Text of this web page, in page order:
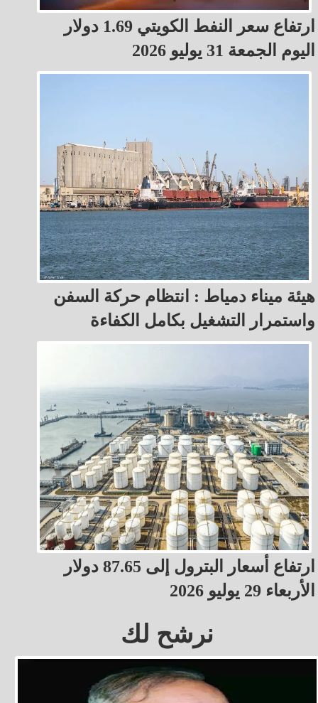
ارتفاع سعر النفط الكويتي 1.69 دولار
اليوم الجمعة 31 يوليو 2026
هيئة ميناء دمياط : انتظام حركة السفن
واستمرار التشغيل بكامل الكفاءة
ارتفاع أسعار البترول إلى 87.65 دولار
الأربعاء 29 يوليو 2026
نرشح لك